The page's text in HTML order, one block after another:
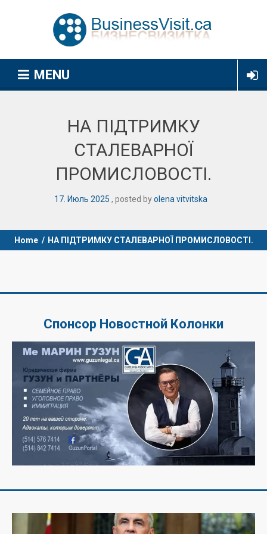
MENU
НА ПІДТРИМКУ
СТАЛЕВАРНОЇ
ПРОМИСЛОВОСТІ.
17. Июль 2025 posted byolena vitvitska
Home / НА ПІДТРИМКУ СТАЛЕВАРНОЇ ПРОМИСЛОВОСТІ.
Спонсор Новостной Колонки